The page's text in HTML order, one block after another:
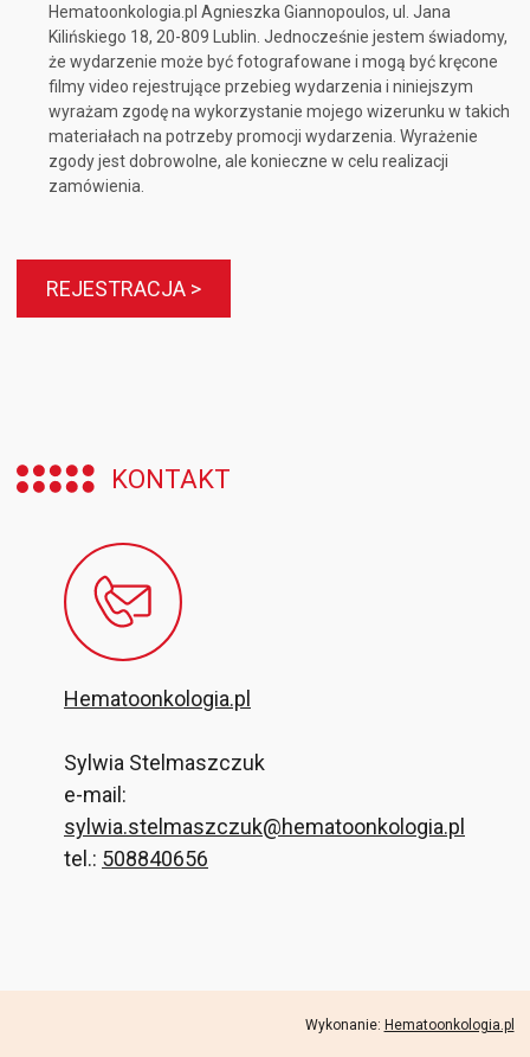
Hematoonkologia.pl Agnieszka Giannopoulos, ul. Jana
Kilińskiego 18, 20-809 Lublin. Jednocześnie jestem świadomy,
że wydarzenie może być fotografowane i mogą być kręcone
filmy video rejestrujące przebieg wydarzenia i niniejszym
wyrażam zgodę na wykorzystanie mojego wizerunku w takich
materiałach na potrzeby promocji wydarzenia. Wyrażenie
zgody jest dobrowolne, ale konieczne w celu realizacji
zamówienia.
REJESTRACJA >
KONTAKT
Hematoonkologia.pl
Sylwia Stelmaszczuk
e-mail:
sylwia.stelmaszczuk@hematoonkologia.pl
tel.: 508840656
Wykonanie: Hematoonkologia.pl